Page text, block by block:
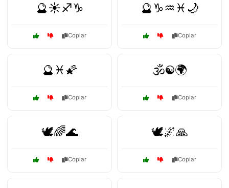
🔮☀️♐♑
Copiar
🔮♑♒♓🌙
Copiar
🔮♓🌠
Copiar
🕉️☯️🌍
Copiar
🕊️🌈🌊
Copiar
🕊️🌌🙏
Copiar